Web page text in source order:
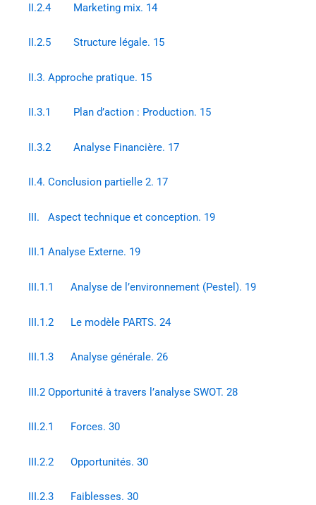
II.2.4 Marketing mix. 14
II.2.5 Structure légale. 15
II.3. Approche pratique. 15
II.3.1 Plan d’action : Production. 15
II.3.2 Analyse Financière. 17
II.4. Conclusion partielle 2. 17
III. Aspect technique et conception. 19
III.1 Analyse Externe. 19
III.1.1 Analyse de l’environnement (Pestel). 19
III.1.2 Le modèle PARTS. 24
III.1.3 Analyse générale. 26
III.2 Opportunité à travers l’analyse SWOT. 28
III.2.1 Forces. 30
III.2.2 Opportunités. 30
III.2.3 Faiblesses. 30